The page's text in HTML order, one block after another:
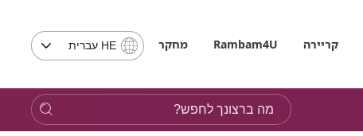
קריירה Rambam4U מחקר
בחירת
שים
לב,
בבחירת
HE עברית
מה
ברצונך
לחפש?